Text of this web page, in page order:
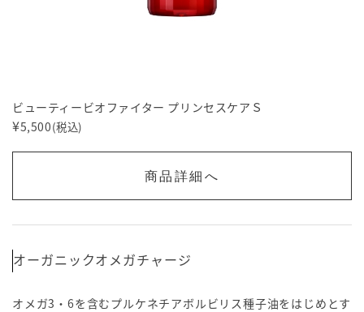
ビューティービオファイター プリンセスケアＳ
¥5,500(税込)
商品詳細へ
オーガニックオメガチャージ
オメガ3・6を含むプルケネチアボルビリス種子油をはじめとす